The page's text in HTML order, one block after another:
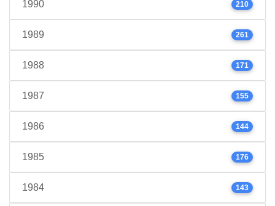
1990 210
1989 261
1988 171
1987 155
1986 144
1985 176
1984 143